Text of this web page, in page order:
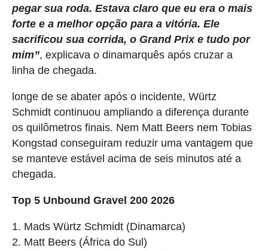
pegar sua roda. Estava claro que eu era o mais
forte e a melhor opção para a vitória. Ele
sacrificou sua corrida, o Grand Prix e tudo por
mim”, explicava o dinamarquês após cruzar a
linha de chegada.
longe de se abater após o incidente, Würtz
Schmidt continuou ampliando a diferença durante
os quilômetros finais. Nem Matt Beers nem Tobias
Kongstad conseguiram reduzir uma vantagem que
se manteve estável acima de seis minutos até a
chegada.
Top 5 Unbound Gravel 200 2026
1. Mads Würtz Schmidt (Dinamarca)
2. Matt Beers (África do Sul)